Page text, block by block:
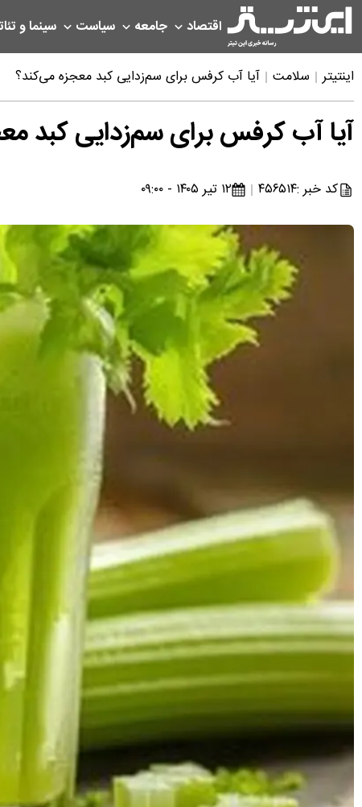
اقتصاد جامعه سیاست سینما و
اینتیتر سلامت آیا آب کرفس برای سم‌زدایی کبد معجزه می‌کند؟
آیا آب کرفس برای سم‌زدایی کبد
کد خبر :۴۵۶۵۱۴ ۱۲ تیر ۱۴۰۵ - ۰۹:۰۰